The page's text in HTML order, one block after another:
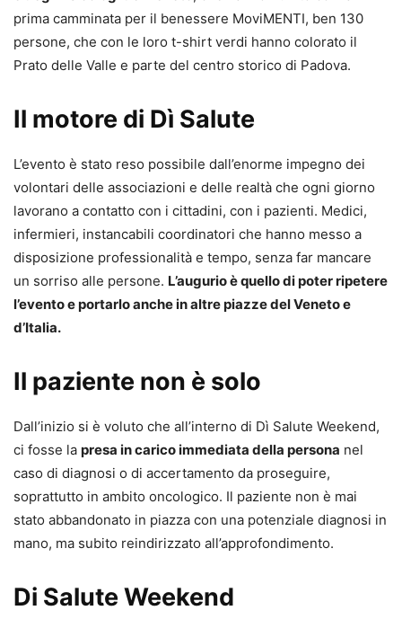
prima camminata per il benessere MoviMENTI, ben 130
persone, che con le loro t-shirt verdi hanno colorato il
Prato delle Valle e parte del centro storico di Padova.
Il motore di Dì Salute
L’evento è stato reso possibile dall’enorme impegno dei
volontari delle associazioni e delle realtà che ogni giorno
lavorano a contatto con i cittadini, con i pazienti. Medici,
infermieri, instancabili coordinatori che hanno messo a
disposizione professionalità e tempo, senza far mancare
un sorriso alle persone. L’augurio è quello di poter ripetere
l’evento e portarlo anche in altre piazze del Veneto e
d’Italia.
Il paziente non è solo
Dall’inizio si è voluto che all’interno di Dì Salute Weekend,
ci fosse la presa in carico immediata della persona nel
caso di diagnosi o di accertamento da proseguire,
soprattutto in ambito oncologico. Il paziente non è mai
stato abbandonato in piazza con una potenziale diagnosi in
mano, ma subito reindirizzato all’approfondimento.
Di Salute Weekend